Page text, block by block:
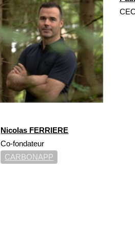
Nicolas FERRIERE
Co-fondateur
CARBONAPP